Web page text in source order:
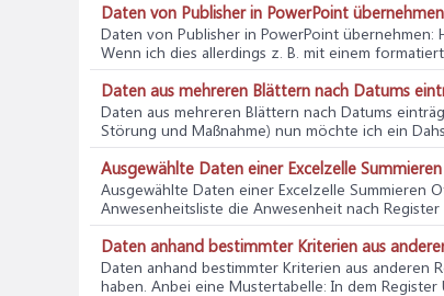
Daten von Publisher in PowerPoint übernehmen
Daten von Publisher in PowerPoint übernehmen:
Wenn ich dies allerdings z. B. mit einem
Daten aus mehreren Blättern nach Datums
Daten aus mehreren Blättern nach Datums
Störung und Maßnahme) nun möchte ich ein
Ausgewählte Daten einer Excelzelle
Ausgewählte Daten einer Excelzelle Summieren
Anwesenheitsliste die Anwesenheit nach
Daten anhand bestimmter Kriterien aus
Daten anhand bestimmter Kriterien aus anderen
haben. Anbei eine Mustertabelle: In dem